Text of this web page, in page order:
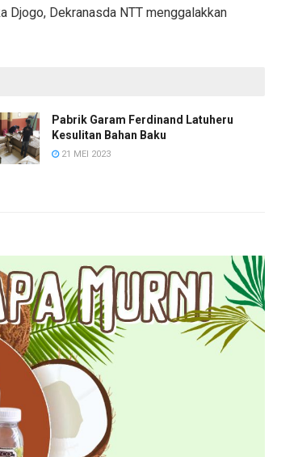
Dekranasda NTT menggalakkan
Pabrik Garam Ferdinand Latuheru
Kesulitan Bahan Baku
21 MEI 2023